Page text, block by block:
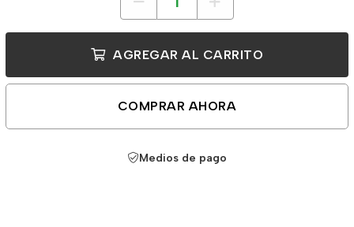
AGREGAR AL CARRITO
COMPRAR AHORA
Medios de pago